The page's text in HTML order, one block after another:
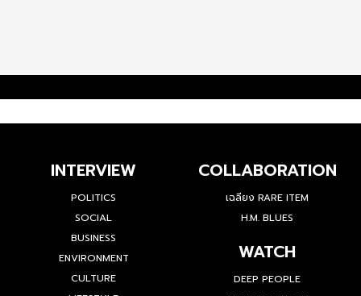
INTERVIEW
POLITICS
SOCIAL
BUSINESS
ENVIRONMENT
CULTURE
COLLABORATION
เฉลียง RARE ITEM
H.M. BLUES
WATCH
DEEP PEOPLE